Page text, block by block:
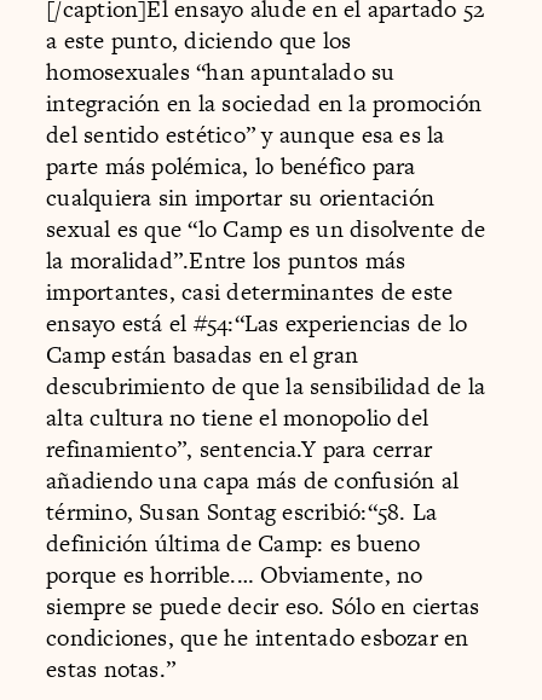
[/caption]El ensayo alude en el apartado 52
a este punto, diciendo que los
homosexuales “han apuntalado su
integración en la sociedad en la promoción
del sentido estético” y aunque esa es la
parte más polémica, lo benéfico para
cualquiera sin importar su orientación
sexual es que “lo Camp es un disolvente de
la moralidad”.Entre los puntos más
importantes, casi determinantes de este
ensayo está el #54:“Las experiencias de lo
Camp están basadas en el gran
descubrimiento de que la sensibilidad de la
alta cultura no tiene el monopolio del
refinamiento”, sentencia.Y para cerrar
añadiendo una capa más de confusión al
término, Susan Sontag escribió:“58. La
definición última de Camp: es bueno
porque es horrible.… Obviamente, no
siempre se puede decir eso. Sólo en ciertas
condiciones, que he intentado esbozar en
estas notas.”